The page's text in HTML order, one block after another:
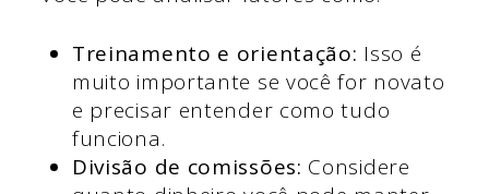
Treinamento e orientação: Isso é
muito importante se você for novato
e precisar entender como tudo
funciona.
Divisão de comissões: Considere